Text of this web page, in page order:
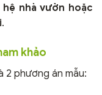
nhà vườn hoặc
.
khảo
2 phương án mẫu: